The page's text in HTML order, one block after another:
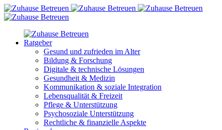
Ratgeber
Gesund und zufrieden im Alter
Bildung & Forschung
Digitale & technische Lösungen
Gesundheit & Medizin
Kommunikation & soziale Integration
Lebensqualität & Freizeit
Pflege & Unterstützung
Psychosoziale Unterstützung
Rechtliche & finanzielle Aspekte